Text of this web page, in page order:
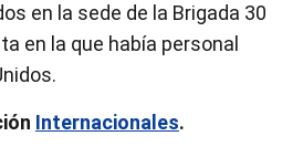
en la sede de la Brigada 30
en la que había personal
Internacionales.